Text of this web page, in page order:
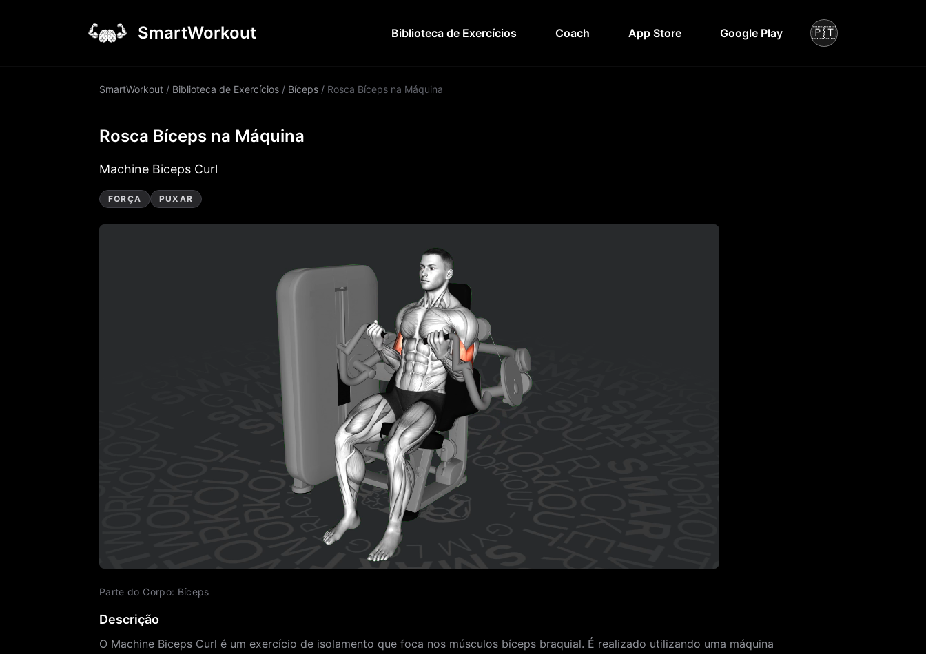
SmartWorkout Biblioteca de Exercícios Coach App Store Google Play 🇵🇹
SmartWorkout / Biblioteca de Exercícios / Bíceps / Rosca Bíceps na Máquina
Rosca Bíceps na Máquina
Machine Biceps Curl
FORÇA PUXAR
Parte do Corpo: Bíceps
Descrição
O Machine Biceps Curl é um exercício de isolamento que foca nos músculos bíceps braquial. É realizado utilizando uma máquina